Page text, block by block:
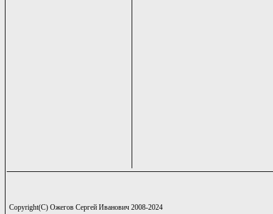
Copyright(C) Ожегов Сергей Иванович 2008-2024